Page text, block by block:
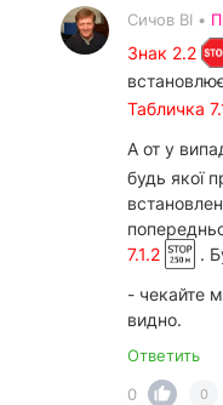
Сичов ВІ •
Знак 2.2
Табличка
А от у
будь якої
7.1.2
.
- чекайте
видно.
Ответить
0
0